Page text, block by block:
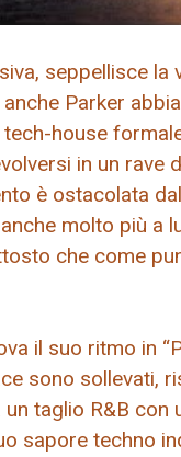
seppellisce
Parker
house
in un rave
è ostacolata
molto più a
che come
il suo ritmo in
sono sollevati,
un taglio R&B
sapore techno